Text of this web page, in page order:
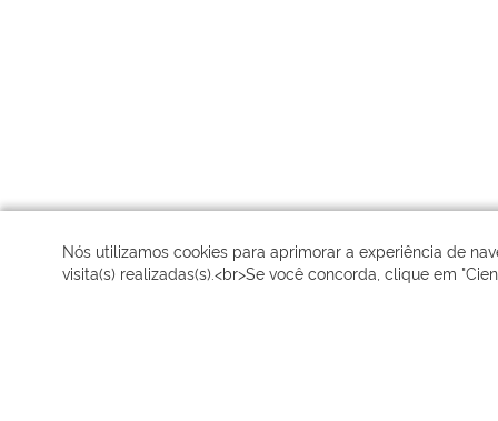
Nós utilizamos cookies para aprimorar a experiência de
visita(s) realizadas(s).<br>Se você concorda, clique em